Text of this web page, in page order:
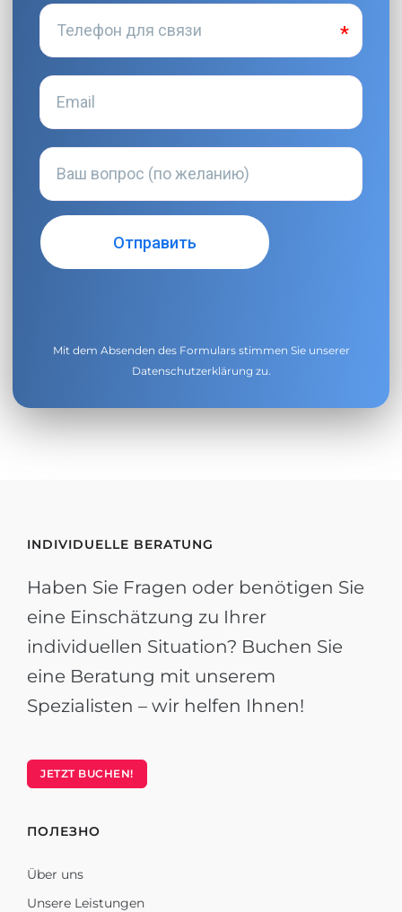
Mit dem Absenden des Formulars stimmen Sie unserer
Datenschutzerklärung zu.
INDIVIDUELLE BERATUNG
Haben Sie Fragen oder benötigen Sie
eine Einschätzung zu Ihrer
individuellen Situation? Buchen Sie
eine Beratung mit unserem
Spezialisten – wir helfen Ihnen!
JETZT BUCHEN!
ПОЛЕЗНО
Über uns
Unsere Leistungen